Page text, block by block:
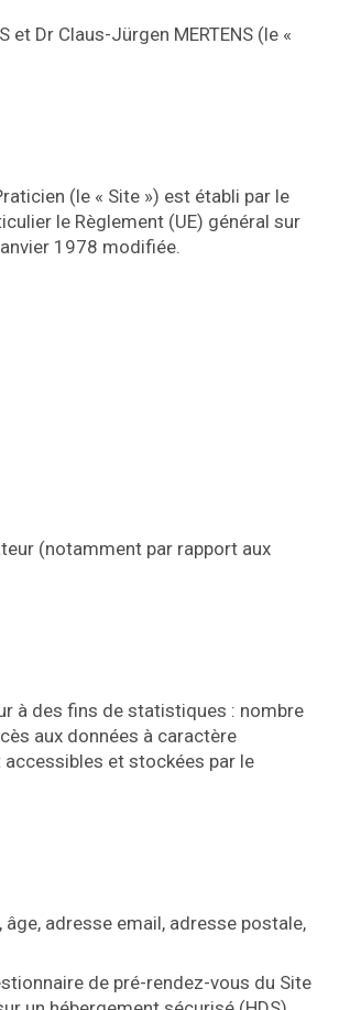
Dr Claus-Jürgen MERTENS (le «
(le « Site ») est établi par le
le Règlement (UE) général sur
1978 modifiée.
(notamment par rapport aux
à des fins de statistiques : nombre
aux données à caractère
et stockées par le
adresse email, adresse postale,
de pré-rendez-vous du Site